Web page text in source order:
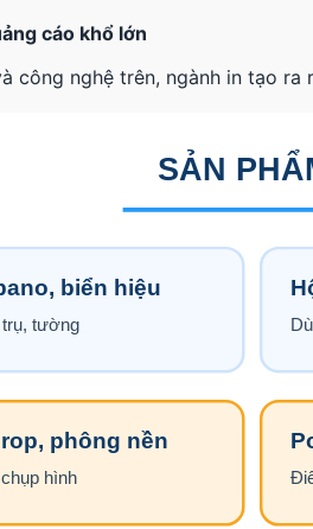
cáo khổ lớn
công nghệ trên, ngành in tạo ra